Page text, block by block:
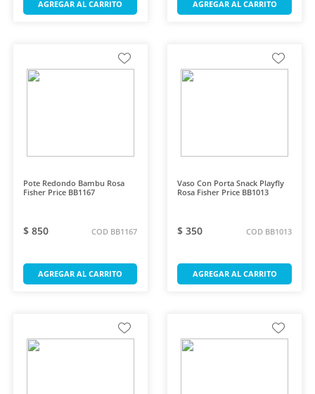
AGREGAR AL CARRITO AGREGAR AL CARRITO
Pote Redondo Bambu Rosa
Fisher Price BB1167
$ 850 COD BB1167
AGREGAR AL CARRITO
Vaso Con Porta Snack Playfly
Rosa Fisher Price BB1013
$ 350 COD BB1013
AGREGAR AL CARRITO